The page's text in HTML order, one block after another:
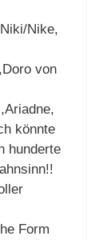
Nike,
von
könnte
hunderte
Form